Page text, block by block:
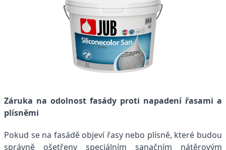
Záruka na odolnost fasády proti napadení řasami a
plísněmi
Pokud se na fasádě objeví řasy nebo plísně, které budou
správně ošetřeny speciálním sanačním nátěrovým